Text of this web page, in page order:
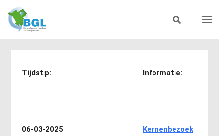
Tijdstip: Informatie:
06-03-2025
Kernenbezoek